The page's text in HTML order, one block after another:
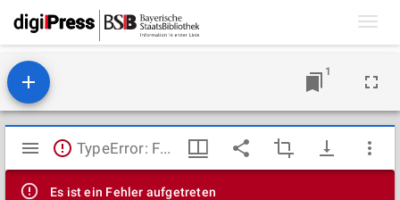
1
Mirador
Viewer
TypeError: Failed to fetch
Es ist ein Fehler aufgetreten